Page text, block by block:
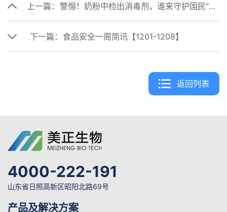
上一篇： 警惕！奶粉中检出消毒剂，谁来守护国民“奶瓶子”？
下一篇： 食品安全一周简讯【1201-1208】
返回列表
4000-222-191
山东省日照高新区昭阳北路69号
产品及解决方案